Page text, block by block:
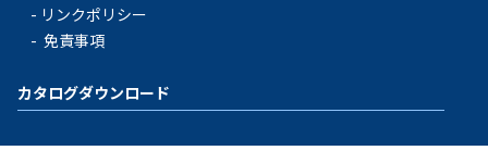
リンクポリシー
免責事項
カタログダウンロード